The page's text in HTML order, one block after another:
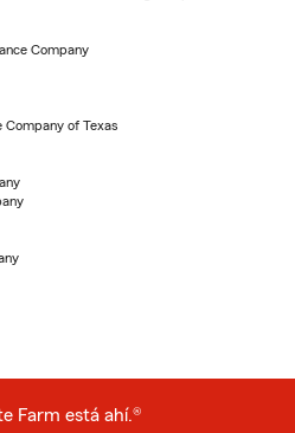
Company
Company of Texas
Farm está ahí.®